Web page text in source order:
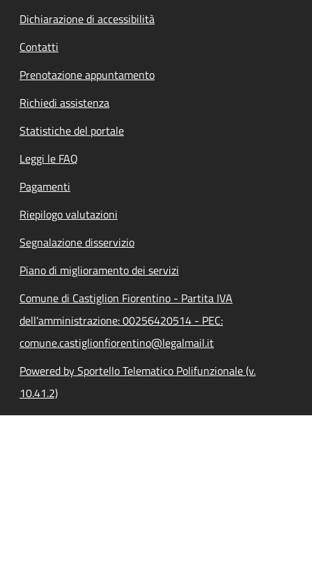
Dichiarazione di accessibilità
Contatti
Prenotazione appuntamento
Richiedi assistenza
Statistiche del portale
Leggi le FAQ
Pagamenti
Riepilogo valutazioni
Segnalazione disservizio
Piano di miglioramento dei servizi
Comune di Castiglion Fiorentino - Partita IVA
dell'amministrazione: 00256420514 - PEC:
comune.castiglionfiorentino@legalmail.it
Powered by Sportello Telematico Polifunzionale (v.
10.41.2)